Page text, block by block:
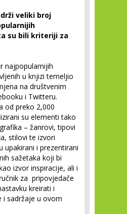
veliki broj
su bili kriteriji za
najpopularnijih
u knjizi temeljio
na društvenim
i Twitteru.
od preko 2,000
su elementi tako
– žanrovi, tipovi
stilovi te izvori
upakirani i prezentirani
sažetaka koji bi
izvor inspiracije, ali i
za pripovjedače
kreirati i
i sadržaje u ovom